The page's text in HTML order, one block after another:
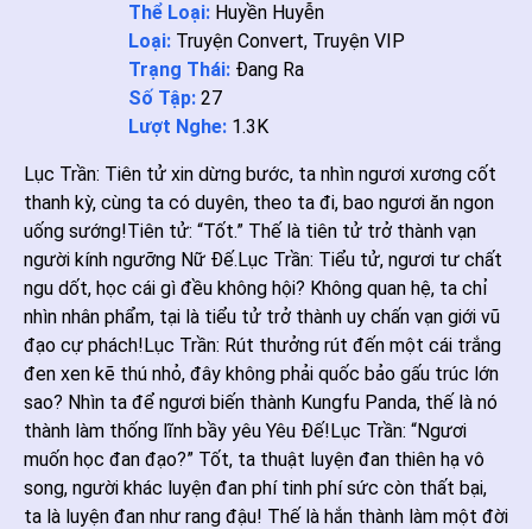
Thể Loại: Huyền Huyễn
Loại: Truyện Convert, Truyện VIP
Trạng Thái: Đang Ra
Số Tập: 27
Lượt Nghe: 1.3K
Lục Trần: Tiên tử xin dừng bước, ta nhìn ngươi xương cốt
thanh kỳ, cùng ta có duyên, theo ta đi, bao ngươi ăn ngon
uống sướng!Tiên tử: “Tốt.” Thế là tiên tử trở thành vạn
người kính ngưỡng Nữ Đế.Lục Trần: Tiểu tử, ngươi tư chất
ngu dốt, học cái gì đều không hội? Không quan hệ, ta chỉ
nhìn nhân phẩm, tại là tiểu tử trở thành uy chấn vạn giới vũ
đạo cự phách!Lục Trần: Rút thưởng rút đến một cái trắng
đen xen kẽ thú nhỏ, đây không phải quốc bảo gấu trúc lớn
sao? Nhìn ta để ngươi biến thành Kungfu Panda, thế là nó
thành làm thống lĩnh bầy yêu Yêu Đế!Lục Trần: “Ngươi
muốn học đan đạo?” Tốt, ta thuật luyện đan thiên hạ vô
song, người khác luyện đan phí tinh phí sức còn thất bại,
ta là luyện đan như rang đậu! Thế là hắn thành làm một đời